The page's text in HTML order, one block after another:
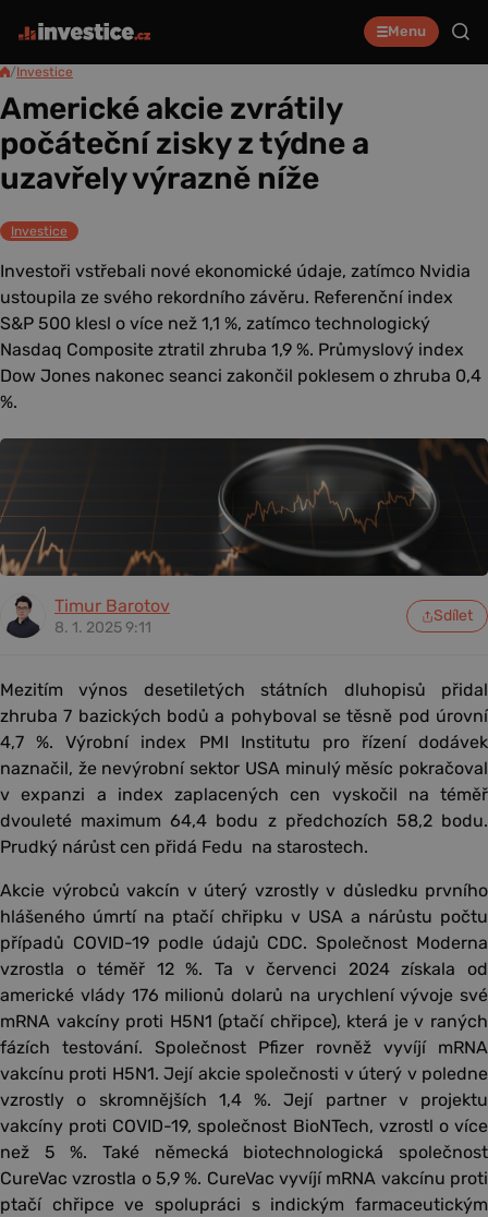
Menu
/Investice
Americké akcie zvrátily
počáteční zisky z týdne a
uzavřely výrazně níže
Investice
Investoři vstřebali nové ekonomické údaje, zatímco Nvidia
ustoupila ze svého rekordního závěru. Referenční index
S&P 500 klesl o více než 1,1 %, zatímco technologický
Nasdaq Composite ztratil zhruba 1,9 %. Průmyslový index
Dow Jones nakonec seanci zakončil poklesem o zhruba 0,4
%.
Timur Barotov
8. 1. 2025 9:11
Sdílet
Mezitím výnos desetiletých státních dluhopisů přidal
zhruba 7 bazických bodů a pohyboval se těsně pod úrovní
4,7 %. Výrobní index PMI Institutu pro řízení dodávek
naznačil, že nevýrobní sektor USA minulý měsíc pokračoval
v expanzi a index zaplacených cen vyskočil na téměř
dvouleté maximum 64,4 bodu z předchozích 58,2 bodu.
Prudký nárůst cen přidá Fedu na starostech.
Akcie výrobců vakcín v úterý vzrostly v důsledku prvního
hlášeného úmrtí na ptačí chřipku v USA a nárůstu počtu
případů COVID-19 podle údajů CDC. Společnost Moderna
vzrostla o téměř 12 %. Ta v červenci 2024 získala od
americké vlády 176 milionů dolarů na urychlení vývoje své
mRNA vakcíny proti H5N1 (ptačí chřipce), která je v raných
fázích testování. Společnost Pfizer rovněž vyvíjí mRNA
vakcínu proti H5N1. Její akcie společnosti v úterý v poledne
vzrostly o skromnějších 1,4 %. Její partner v projektu
vakcíny proti COVID-19, společnost BioNTech, vzrostl o více
než 5 %. Také německá biotechnologická společnost
CureVac vzrostla o 5,9 %. CureVac vyvíjí mRNA vakcínu proti
ptačí chřipce ve spolupráci s indickým farmaceutickým